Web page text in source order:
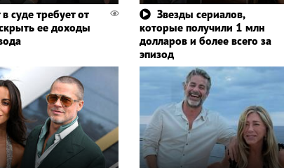
суде требует от
ее доходы
Звезды сериалов,
которые получили 1 млн
долларов и более всего за
эпизод